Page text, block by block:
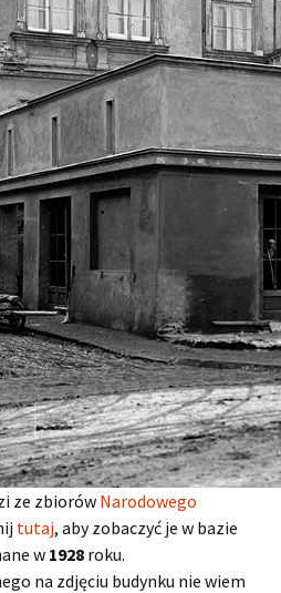
ze zbiorów Narodowego
tutaj, aby zobaczyć je w bazie
w 1928 roku.
na zdjęciu budynku nie wiem